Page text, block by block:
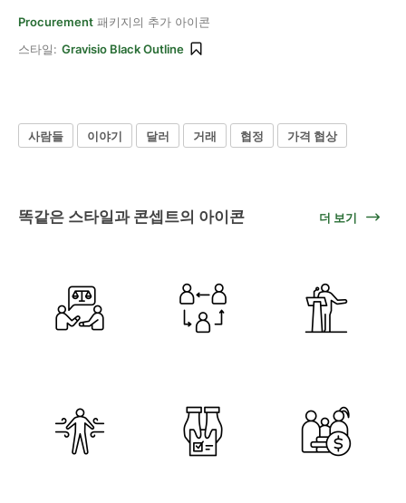
Procurement 패키지의 추가 아이콘
스타일: Gravisio Black Outline
사람들 이야기 달러 거래 협정 가격 협상
똑같은 스타일과 콘셉트의 아이콘 더 보기